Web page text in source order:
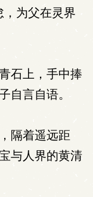
为父在灵界
石上，手中捧
自言自语。
隔着遥远距
与人界的黄清